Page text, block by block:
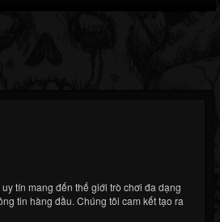
tín mang đến thế giới trò chơi đa dạng
tin hàng đầu. Chúng tôi cam kết tạo ra